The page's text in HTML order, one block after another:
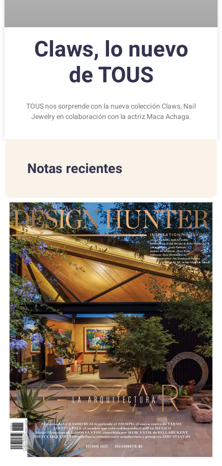
Claws, lo nuevo
de TOUS
TOUS nos sorprende con la nueva colección Claws, Nail
Jewelry en colaboración con la actriz Maca Achaga.
Notas recientes